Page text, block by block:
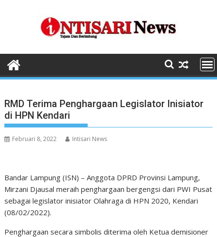
RMD Terima Penghargaan Legislator Inisiator
di HPN Kendari
Februari 8, 2022 Intisari News
Bandar Lampung (ISN) – Anggota DPRD Provinsi Lampung,
Mirzani Djausal meraih penghargaan bergengsi dari PWI Pusat
sebagai legislator inisiator Olahraga di HPN 2020, Kendari
(08/02/2022).
Penghargaan secara simbolis diterima oleh Ketua demisioner